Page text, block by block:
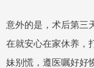
意外的是，术后第三
在就安心在家休养，
妹别慌，遵医嘱好好